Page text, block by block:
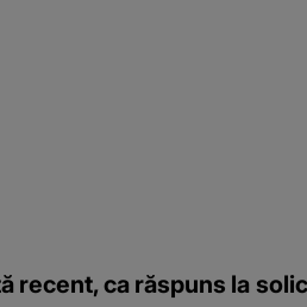
recent, ca răspuns la